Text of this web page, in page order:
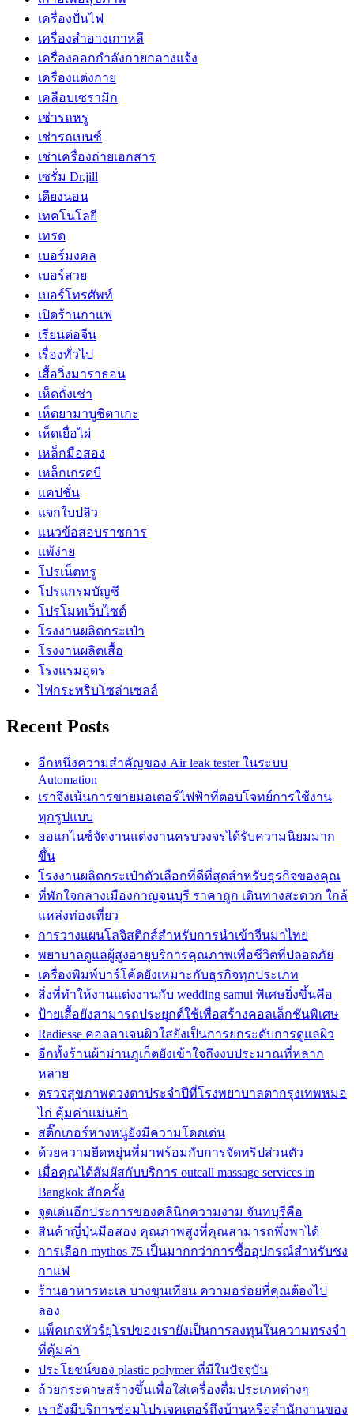
เครื่องปั่นไฟ
เครื่องสำอางเกาหลี
เครื่องออกกำลังกายกลางแจ้ง
เครื่องแต่งกาย
เคลือบเซรามิก
เช่ารถหรู
เช่ารถเบนซ์
เช่าเครื่องถ่ายเอกสาร
เซรั่ม Dr.jill
เตียงนอน
เทคโนโลยี
เทรด
เบอร์มงคล
เบอร์สวย
เบอร์โทรศัพท์
เปิดร้านกาแฟ
เรียนต่อจีน
เรื่องทั่วไป
เสื้อวิ่งมาราธอน
เห็ดถั่งเช่า
เห็ดยามาบูชิตาเกะ
เห็ดเยื่อไผ่
เหล็กมือสอง
เหล็กเกรดบี
แคปชั่น
แจกใบปลิว
แนวข้อสอบราชการ
แพ้ง่าย
โปรเน็ตทรู
โปรแกรมบัญชี
โปรโมทเว็บไซต์
โรงงานผลิตกระเป๋า
โรงงานผลิตเสื้อ
โรงแรมอุดร
ไฟกระพริบโซล่าเซลล์
Recent Posts
อีกหนึ่งความสำคัญของ Air leak tester ในระบบ
Automation
เราจึงเน้นการขายมอเตอร์ไฟฟ้าที่ตอบโจทย์การใช้งาน
ทุกรูปแบบ
ออแกไนซ์จัดงานแต่งงานครบวงจรได้รับความนิยมมาก
ขึ้น
โรงงานผลิตกระเป๋าตัวเลือกที่ดีที่สุดสำหรับธุรกิจของคุณ
ที่พักใจกลางเมืองกาญจนบุรี ราคาถูก เดินทางสะดวก ใกล้
แหล่งท่องเที่ยว
การวางแผนโลจิสติกส์สำหรับการนำเข้าจีนมาไทย
พยาบาลดูแลผู้สูงอายุบริการคุณภาพเพื่อชีวิตที่ปลอดภัย
เครื่องพิมพ์บาร์โค้ดยังเหมาะกับธุรกิจทุกประเภท
สิ่งที่ทำให้งานแต่งงานกับ wedding samui พิเศษยิ่งขึ้นคือ
ป้ายเสื้อยังสามารถประยุกต์ใช้เพื่อสร้างคอลเล็กชันพิเศษ
Radiesse คอลลาเจนผิวใสยังเป็นการยกระดับการดูแลผิว
อีกทั้งร้านผ้าม่านภูเก็ตยังเข้าใจถึงงบประมาณที่หลาก
หลาย
ตรวจสุขภาพดวงตาประจำปีที่โรงพยาบาลตากรุงเทพหมอ
ไก่ คุ้มค่าแม่นยำ
สติ๊กเกอร์หางหนูยังมีความโดดเด่น
ด้วยความยืดหยุ่นที่มาพร้อมกับการจัดทริปส่วนตัว
เมื่อคุณได้สัมผัสกับบริการ outcall massage services in
Bangkok สักครั้ง
จุดเด่นอีกประการของคลินิกความงาม จันทบุรีคือ
สินค้าญี่ปุ่นมือสอง คุณภาพสูงที่คุณสามารถพึ่งพาได้
การเลือก mythos 75 เป็นมากกว่าการซื้ออุปกรณ์สำหรับชง
กาแฟ
ร้านอาหารทะเล บางขุนเทียน ความอร่อยที่คุณต้องไป
ลอง
แพ็คเกจทัวร์ยุโรปของเรายังเป็นการลงทุนในความทรงจำ
ที่คุ้มค่า
ประโยชน์ของ plastic polymer ที่มีในปัจจุบัน
ถ้วยกระดาษสร้างขึ้นเพื่อใส่เครื่องดื่มประเภทต่างๆ
เรายังมีบริการซ่อมโปรเจคเตอร์ถึงบ้านหรือสำนักงานของ